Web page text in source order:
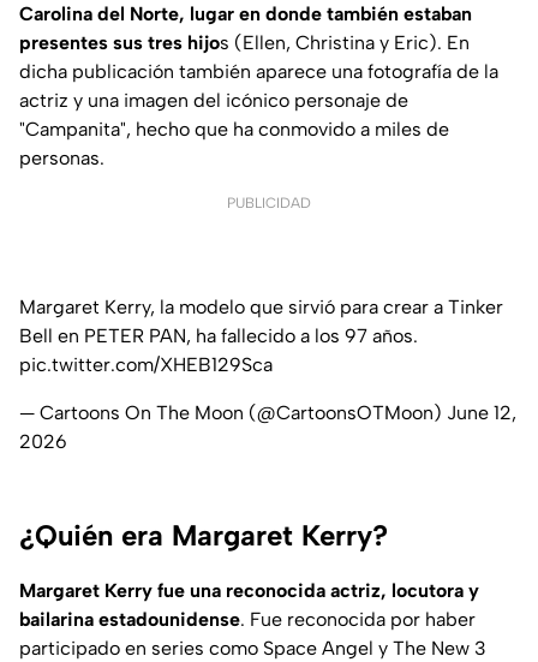
Carolina del Norte, lugar en donde también estaban
presentes sus tres hijos (Ellen, Christina y Eric). En
dicha publicación también aparece una fotografía de la
actriz y una imagen del icónico personaje de
"Campanita", hecho que ha conmovido a miles de
personas.
PUBLICIDAD
Margaret Kerry, la modelo que sirvió para crear a Tinker
Bell en PETER PAN, ha fallecido a los 97 años.
pic.twitter.com/XHEB129Sca
— Cartoons On The Moon (@CartoonsOTMoon) June 12,
2026
¿Quién era Margaret Kerry?
Margaret Kerry fue una reconocida actriz, locutora y
bailarina estadounidense. Fue reconocida por haber
participado en series como Space Angel y The New 3